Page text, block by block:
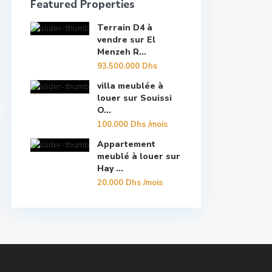
Featured Properties
Terrain D4 à
vendre sur El
Menzeh R...
93.500.000 Dhs
villa meublée à
louer sur Souissi
O...
100.000 Dhs/mois
Appartement
meublé à louer sur
Hay ...
20.000 Dhs/mois